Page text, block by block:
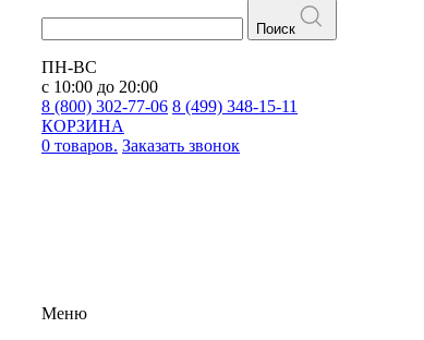
Поиск
ПН-ВС
с 10:00 до 20:00
8 (800) 302-77-06 8 (499) 348-15-11
КОРЗИНА
0 товаров. Заказать звонок
Меню